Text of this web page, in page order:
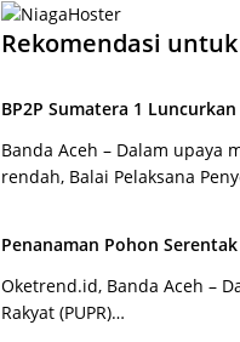
Rekomendasi
BP2P Sumatera 1
Banda Aceh – Dalam upaya
rendah, Balai Pelaksana
Penanaman Pohon
Oketrend.id, Banda Aceh –
Rakyat (PUPR)…